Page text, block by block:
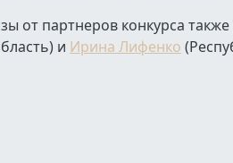
от партнеров конкурса
и Ирина Лифенко